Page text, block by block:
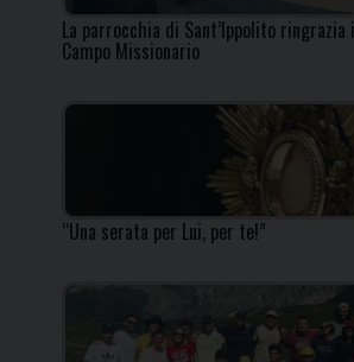
La parrocchia di Sant’Ippolito ringrazia
Campo Missionario
“Una serata per Lui, per te!”